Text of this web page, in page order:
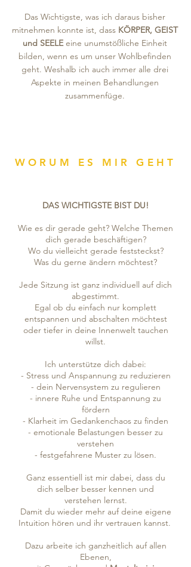
Das Wichtigste, was ich daraus bisher
mitnehmen konnte ist, dass KÖRPER, GEIST
und SEELEeine unumstößliche Einheit
bilden, wenn es um unser Wohlbefinden
geht. Weshalb ich auch immer alle drei
Aspekte in meinen Behandlungen
zusammenfüge.
WORUM ES MIR GEHT
DAS WICHTIGSTE BIST DU!
Wie es dir gerade geht? Welche Themen
dich gerade beschäftigen?
Wo du vielleicht gerade feststeckst?
Was du gerne ändern möchtest?
Jede Sitzung ist ganz individuell auf dich
abgestimmt.
Egal ob du einfach nur komplett
entspannen und abschalten möchtest
oder tiefer in deine Innenwelt tauchen
willst.
Ich unterstütze dich dabei:
- Stress und Anspannung zu reduzieren
- dein Nervensystem zu regulieren
- innere Ruhe und Entspannung zu
fördern
- Klarheit im Gedankenchaos zu finden
- emotionale Belastungen besser zu
verstehen
- festgefahrene Muster zu lösen.
Ganz essentiell ist mir dabei, dass du
dich selber besser kennen und
verstehen lernst.
Damit du wieder mehr auf deine eigene
Intuition hören und ihr vertrauen kannst.
Dazu arbeite ich ganzheitlich auf allen
Ebenen,